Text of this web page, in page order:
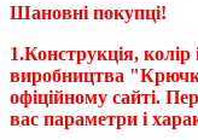
Шановні покупці!
1.Конструкція, колір
виробництва
офіційному сайті.
вас параметри і